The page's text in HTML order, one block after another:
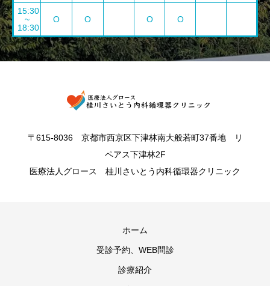
15:30
~
18:30
O O O O
〒615-8036 京都市西京区下津林南大般若町37番地 リ
ペアス下津林2F
医療法人グロース 桂川さいとう内科循環器クリニック
ホーム
受診予約、WEB問診
診療紹介